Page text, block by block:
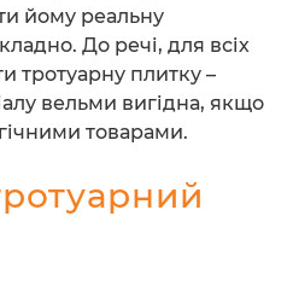
йому реальну
До речі, для всіх
тротуарну плитку –
вельми вигідна, якщо
товарами.